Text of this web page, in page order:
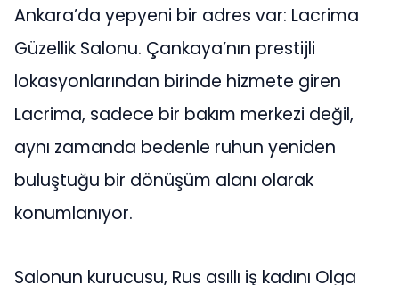
Ankara’da yepyeni bir adres var: Lacrima
Güzellik Salonu. Çankaya’nın prestijli
lokasyonlarından birinde hizmete giren
Lacrima, sadece bir bakım merkezi değil,
aynı zamanda bedenle ruhun yeniden
buluştuğu bir dönüşüm alanı olarak
konumlanıyor.
Salonun kurucusu, Rus asıllı iş kadını Olga